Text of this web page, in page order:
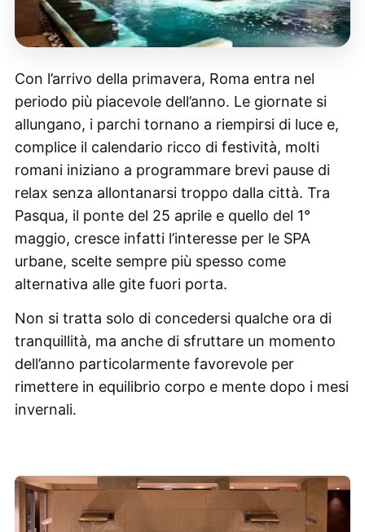
Con l’arrivo della primavera, Roma entra nel
periodo più piacevole dell’anno. Le giornate si
allungano, i parchi tornano a riempirsi di luce e,
complice il calendario ricco di festività, molti
romani iniziano a programmare brevi pause di
relax senza allontanarsi troppo dalla città. Tra
Pasqua, il ponte del 25 aprile e quello del 1°
maggio, cresce infatti l’interesse per le SPA
urbane, scelte sempre più spesso come
alternativa alle gite fuori porta.
Non si tratta solo di concedersi qualche ora di
tranquillità, ma anche di sfruttare un momento
dell’anno particolarmente favorevole per
rimettere in equilibrio corpo e mente dopo i mesi
invernali.